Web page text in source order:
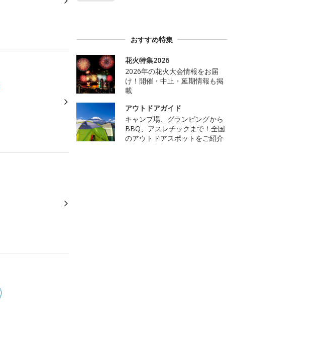
おすすめ特集
花火特集2026
2026年の花火大会情報をお届
け！開催・中止・延期情報も掲
載
アウトドアガイド
キャンプ場、グランピングから
BBQ、アスレチックまで！全国
のアウトドアスポットをご紹介